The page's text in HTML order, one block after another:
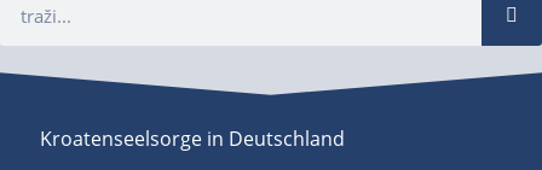
Kroatenseelsorge in Deutschland